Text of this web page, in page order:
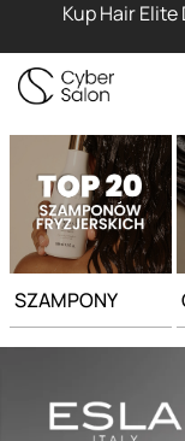
Kup Hair Elite
SZAMPONY
Strona główna -